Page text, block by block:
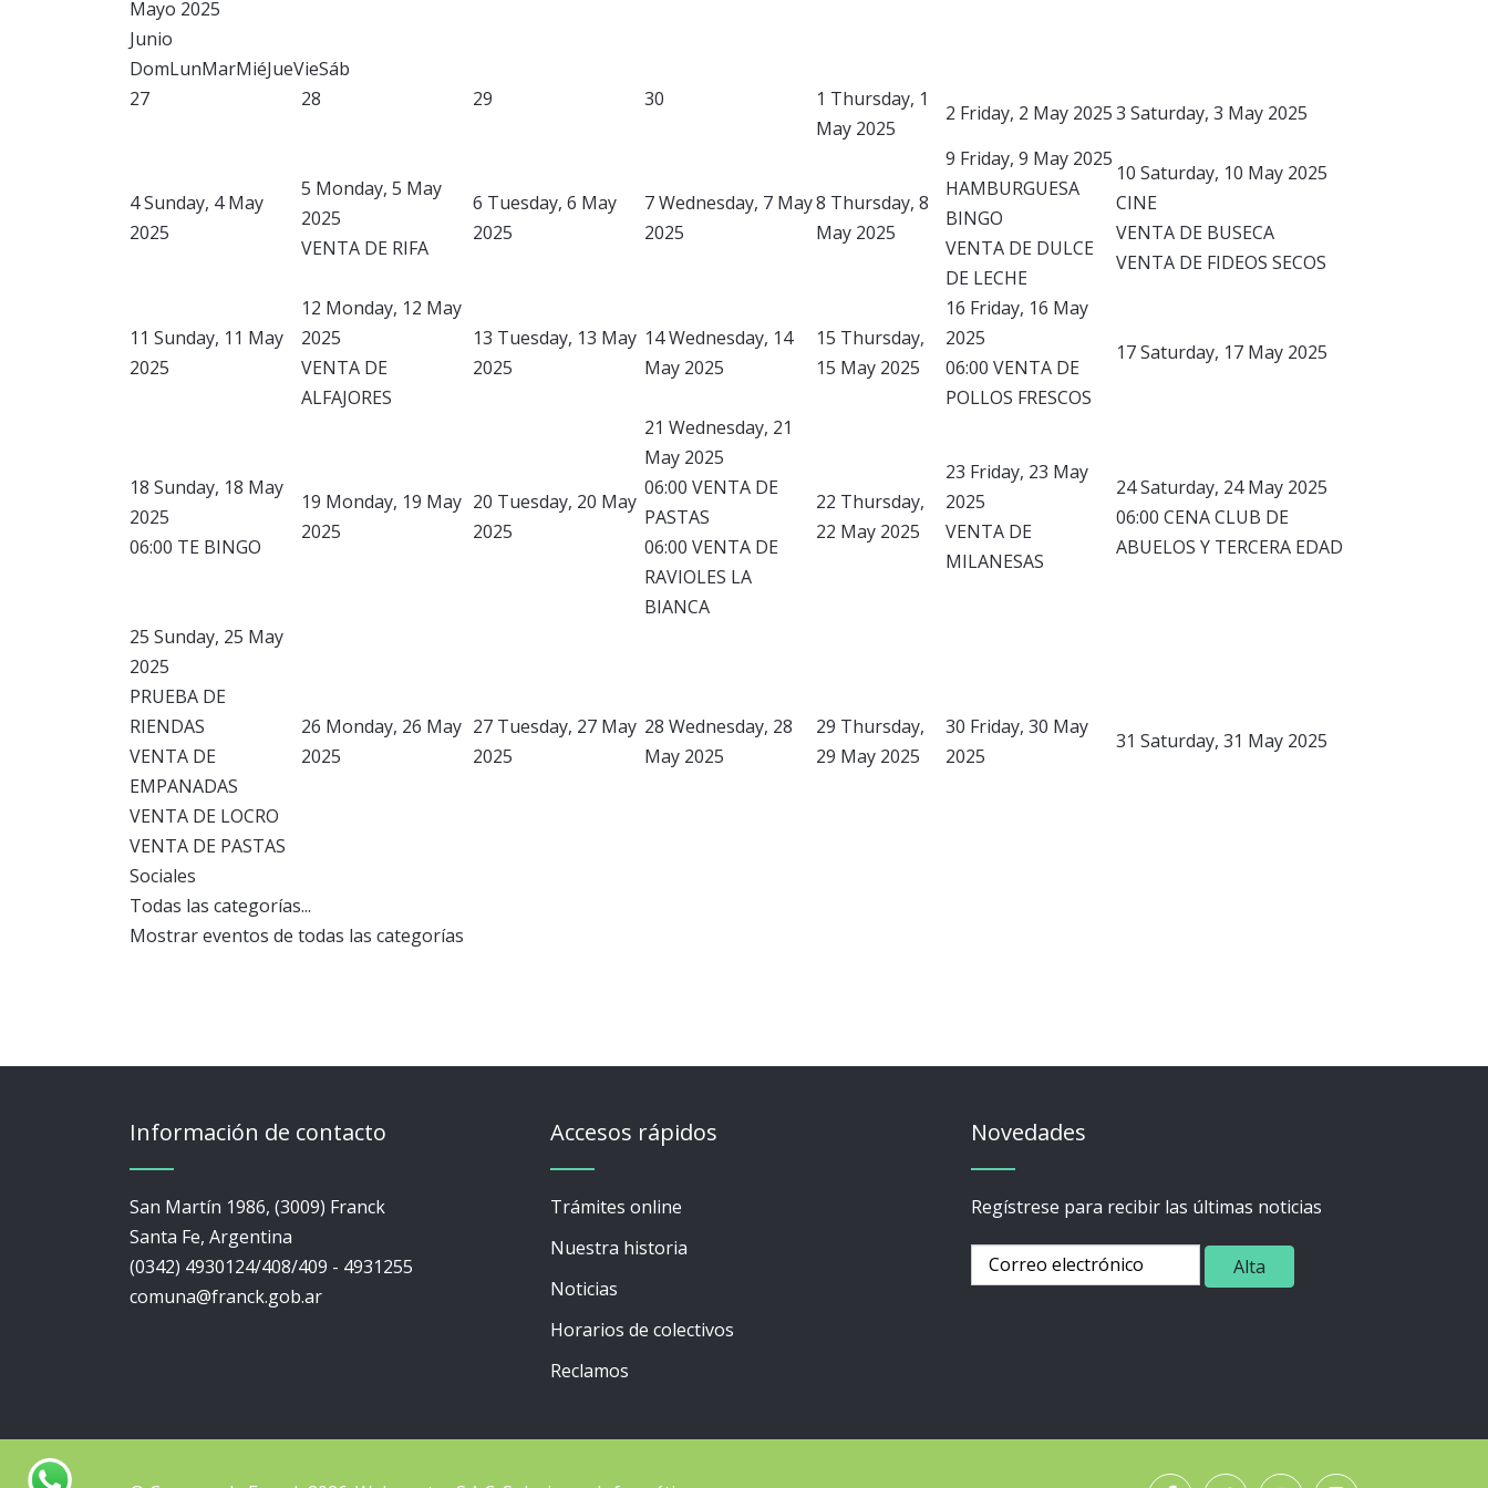
Mayo 2025
Junio
DomLunMarMiéJueVieSáb
27
28 29 30 1 Thursday, 1
May 2025
2 Friday, 2 May 20253 Saturday, 3 May 2025
4Sunday, 4 May
2025
5 Monday, 5 May
2025
VENTA DE RIFA
6 Tuesday, 6 May
2025
7Wednesday, 7 May
2025
8 Thursday, 8
May 2025
9 Friday, 9 May 2025
HAMBURGUESA
BINGO
VENTA DE DULCE
DE LECHE
10 Saturday, 10 May 2025
CINE
VENTA DE BUSECA
VENTA DE FIDEOS SECOS
11 Sunday, 11 May
2025
12 Monday, 12 May
2025
VENTA DE
ALFAJORES
13 Tuesday, 13 May
2025
14Wednesday, 14
May 2025
15 Thursday,
15 May 2025
16 Friday, 16 May
2025
06:00 VENTA DE
POLLOS FRESCOS
17Saturday, 17 May 2025
18 Sunday, 18 May
2025
06:00 TE BINGO
19 Monday, 19 May
2025
20 Tuesday, 20 May
2025
21 Wednesday, 21
May 2025
06:00 VENTA DE
PASTAS
06:00 VENTA DE
RAVIOLES LA
BIANCA
22 Thursday,
22 May 2025
23 Friday, 23 May
2025
VENTA DE
MILANESAS
24Saturday, 24 May 2025
06:00 CENA CLUB DE
ABUELOS Y TERCERA EDAD
25 Sunday, 25 May
2025
PRUEBA DE
RIENDAS
VENTA DE
EMPANADAS
VENTA DE LOCRO
VENTA DE PASTAS
26 Monday, 26 May
2025
27 Tuesday, 27 May
2025
28 Wednesday, 28
May 2025
29 Thursday,
29 May 2025
30 Friday, 30 May
2025
31 Saturday, 31 May 2025
Sociales
Todas las categorías...
Mostrar eventos de todas las categorías
Información de contacto
San Martín 1986, (3009) Franck
Santa Fe, Argentina
(0342) 4930124/408/409 - 4931255
comuna@franck.gob.ar
Accesos rápidos
Trámites online
Nuestra historia
Noticias
Horarios de colectivos
Reclamos
Novedades
Regístrese para recibir las últimas noticias